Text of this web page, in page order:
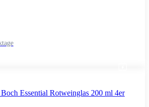
Essential Rotweinglas 200 ml 4er